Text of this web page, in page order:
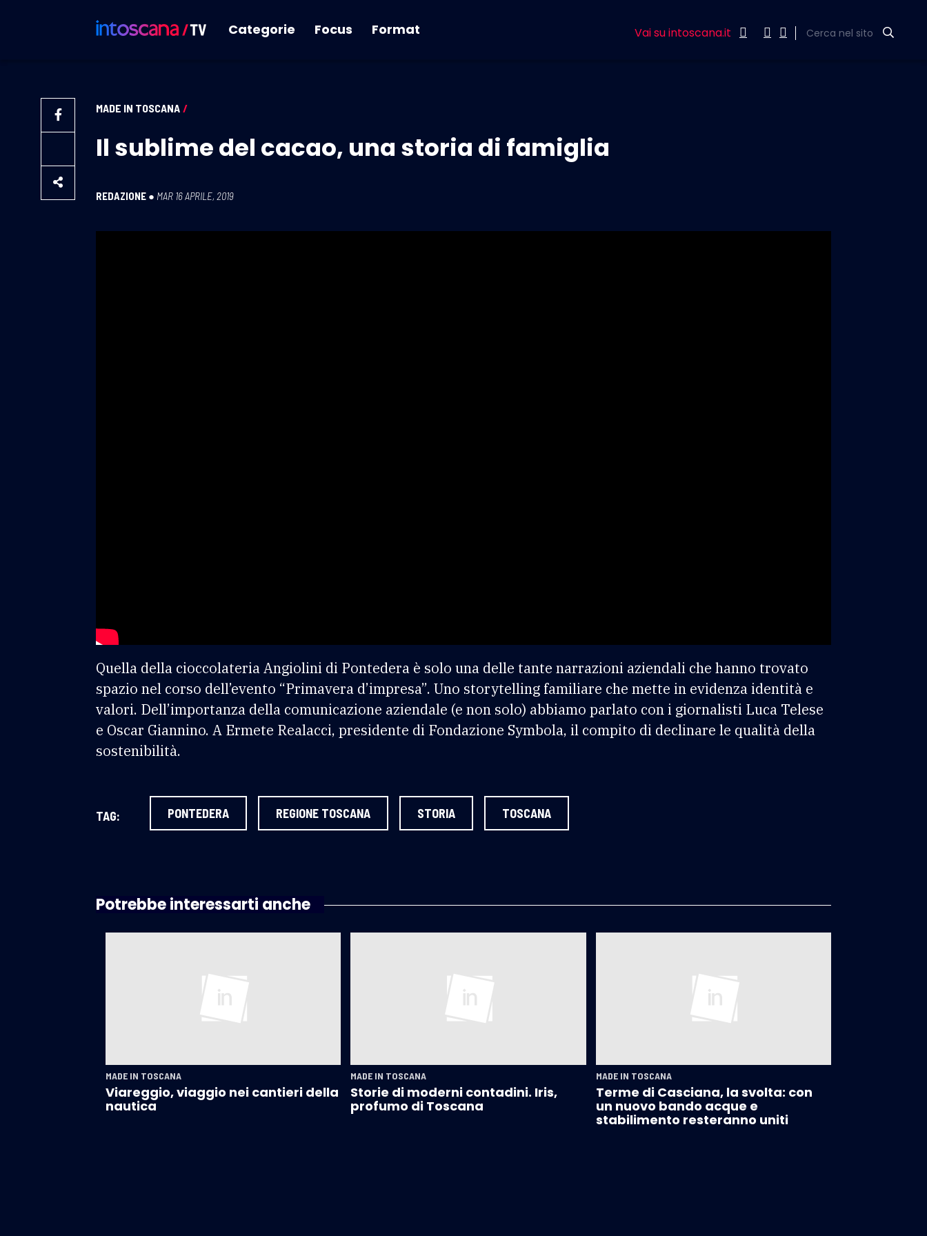
Categorie Focus Format Vai su intoscana.it Cerca nel sito
MADE IN TOSCANA /
Il sublime del cacao, una storia di famiglia
REDAZIONE ● MAR 16 APRILE, 2019
Quella della cioccolateria Angiolini di Pontedera è solo una delle tante narrazioni aziendali che hanno trovato
spazio nel corso dell’evento “Primavera d’impresa”. Uno storytelling familiare che mette in evidenza identità e
valori. Dell’importanza della comunicazione aziendale (e non solo) abbiamo parlato con i giornalisti Luca Telese
e Oscar Giannino. A Ermete Realacci, presidente di Fondazione Symbola, il compito di declinare le qualità della
sostenibilità.
TAG: PONTEDERA REGIONE TOSCANA STORIA TOSCANA
Potrebbe interessarti anche
MADE IN TOSCANA
Viareggio, viaggio nei cantieri della
nautica
MADE IN TOSCANA
Storie di moderni contadini. Iris,
profumo di Toscana
MADE IN TOSCANA
Terme di Casciana, la svolta: con
un nuovo bando acque e
stabilimento resteranno uniti